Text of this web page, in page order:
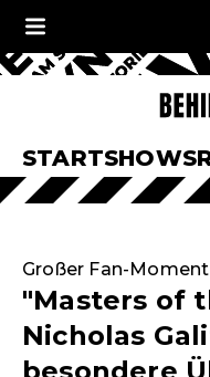
STARTSHOWS
Großer Fan-
"Masters of
Nicholas